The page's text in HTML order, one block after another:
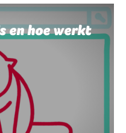
en hoe werkt